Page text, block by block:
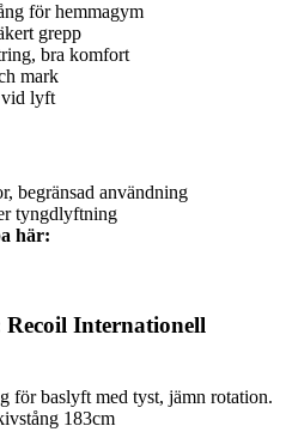
för hemmagym
grepp
bra komfort
mark
vid lyft
begränsad användning
tyngdlyftning
här:
Internationell
för baslyft med tyst, jämn rotation.